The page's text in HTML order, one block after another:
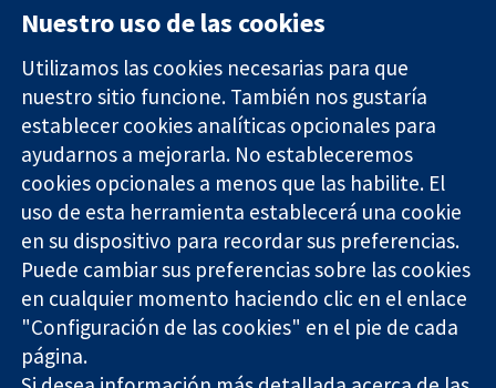
Evidencia fiable.
Decisiones
informadas.
Mejor salud.
11-13 Cavendish
Square
Londres
W1G 0AN
Reino Unido
Contacto
Noticias
Prensa
Sobre
nosotros
Empleo
Cochrane
Library
The Cochrane Collaboration is a charity (no. 1045921) and a
Nuestro uso de las cookies
Utilizamos las cookies necesarias para que
nuestro sitio funcione. También nos gustaría
establecer cookies analíticas opcionales para
ayudarnos a mejorarla. No estableceremos
cookies opcionales a menos que las habilite. El
uso de esta herramienta establecerá una cookie
en su dispositivo para recordar sus preferencias.
Puede cambiar sus preferencias sobre las cookies
en cualquier momento haciendo clic en el enlace
"Configuración de las cookies" en el pie de cada
página.